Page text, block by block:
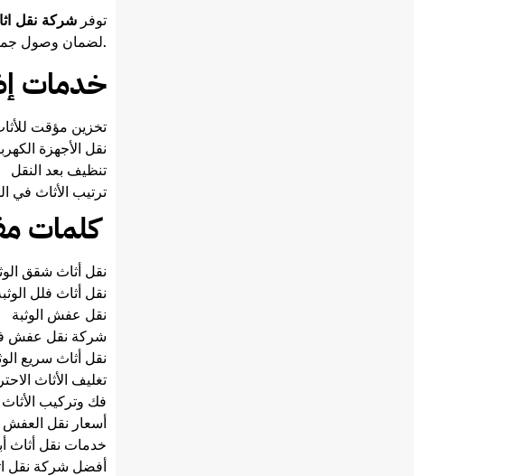
توفر شركة نقل
لضمان وصول جميع القطع بحالة ممتازة.
خدمات
تخزين مؤقت
نقل الأجهزة
تنظيف بعد النقل
ترتيب الأثاث في
كلمات مفتاحية مرتبطة
نقل أثاث شقق
نقل أثاث فلل
نقل عفش الوثبة
شركة نقل عفش
نقل أثاث سريع
تغليف الأثاث
فك وتركيب الأثاث
أسعار نقل العفش
خدمات نقل أثاث
أفضل شركة نقل